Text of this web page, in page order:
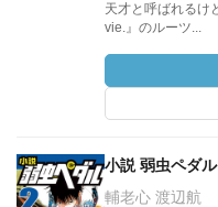
天才と呼ばれるけ
vie.』のルーツ...
小説 弱虫ペダ
輔老心 渡辺航